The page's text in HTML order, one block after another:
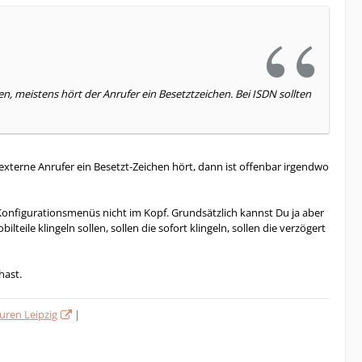
meistens hört der Anrufer ein Besetztzeichen. Bei ISDN sollten
Anrufer ein Besetzt-Zeichen hört, dann ist offenbar irgendwo
nicht im Kopf. Grundsätzlich kannst Du ja aber
klingeln sollen, sollen die sofort klingeln, sollen die verzögert
Leipzig |